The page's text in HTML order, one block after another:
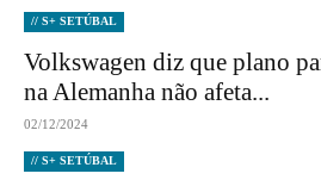
// S+ SETÚBAL
Volkswagen diz que plano
na Alemanha não afeta...
02/12/2024
// S+ SETÚBAL